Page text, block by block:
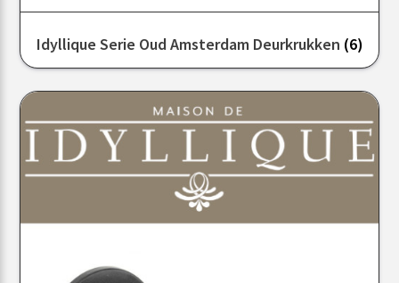
Idyllique Serie Oud Amsterdam Deurkrukken (6)